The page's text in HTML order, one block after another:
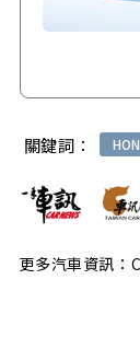
關鍵詞：
更多汽車資訊：